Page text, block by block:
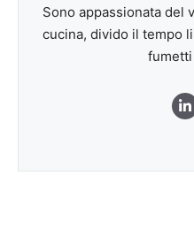
Sono appassionata del
cucina, divido il tempo
fumetti